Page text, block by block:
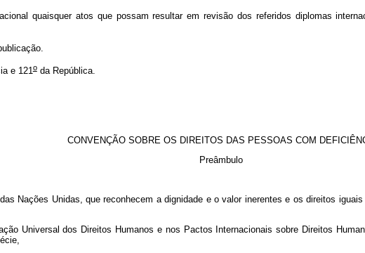
quaisquer atos que possam resultar em revisão dos referidos diplomas
e 121oda República.
CONVENÇÃO SOBRE OS DIREITOS DAS PESSOAS COM
Preâmbulo
Nações Unidas, que reconhecem a dignidade e o valor inerentes e os direitos
Universal dos Direitos Humanos e nos Pactos Internacionais sobre Direitos